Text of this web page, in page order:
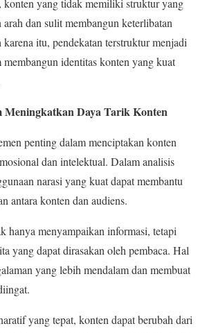
konten yang tidak memiliki struktur yang
dan sulit membangun keterlibatan
itu, pendekatan terstruktur menjadi
identitas konten yang kuat
Meningkatkan Daya Tarik Konten
penting dalam menciptakan konten
dan intelektual. Dalam analisis
narasi yang kuat dapat membantu
antara konten dan audiens.
hanya menyampaikan informasi, tetapi
yang dapat dirasakan oleh pembaca. Hal
yang lebih mendalam dan membuat
yang tepat, konten dapat berubah dari